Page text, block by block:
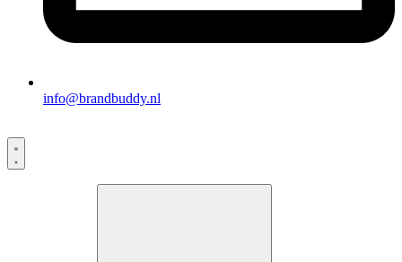
info@brandbuddy.nl